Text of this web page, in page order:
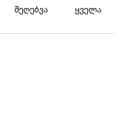
შეღებვა ყველა